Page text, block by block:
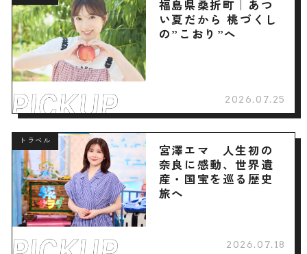
福島県桑折町｜あつ
い夏だから 桃づくし
の”こおり”へ
2026.07.25
トラベル
宮澤エマ 人生初の
奈良に感動、世界遺
産・国宝を巡る歴史
旅へ
2026.07.18